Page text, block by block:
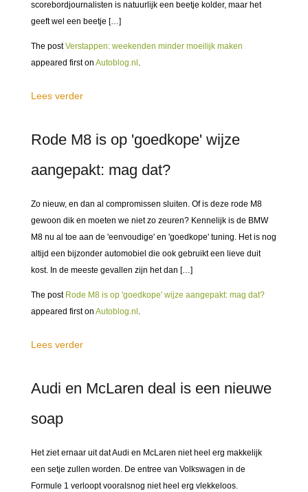
scorebordjournalisten is natuurlijk een beetje kolder, maar het
geeft wel een beetje […]
The postVerstappen: weekenden minder moeilijk maken
appeared first on Autoblog.nl .
Lees verder
Rode M8 is op 'goedkope' wijze
aangepakt: mag dat?
Zo nieuw, en dan al compromissen sluiten. Of is deze rode M8
gewoon dik en moeten we niet zo zeuren? Kennelijk is de BMW
M8 nu al toe aan de 'eenvoudige' en 'goedkope' tuning. Het is nog
altijd een bijzonder automobiel die ook gebruikt een lieve duit
kost. In de meeste gevallen zijn het dan […]
The post Rode M8 is op 'goedkope' wijze aangepakt: mag dat?
appeared first on Autoblog.nl .
Lees verder
Audi en McLaren deal is een nieuwe
soap
Het ziet ernaar uit dat Audi en McLaren niet heel erg makkelijk
een setje zullen worden. De entree van Volkswagen in de
Formule 1 verloopt vooralsnog niet heel erg vlekkeloos.